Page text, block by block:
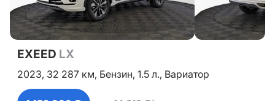
EXEED LX
2023, 32 287 км, Бензин, 1.5 л., Вариатор